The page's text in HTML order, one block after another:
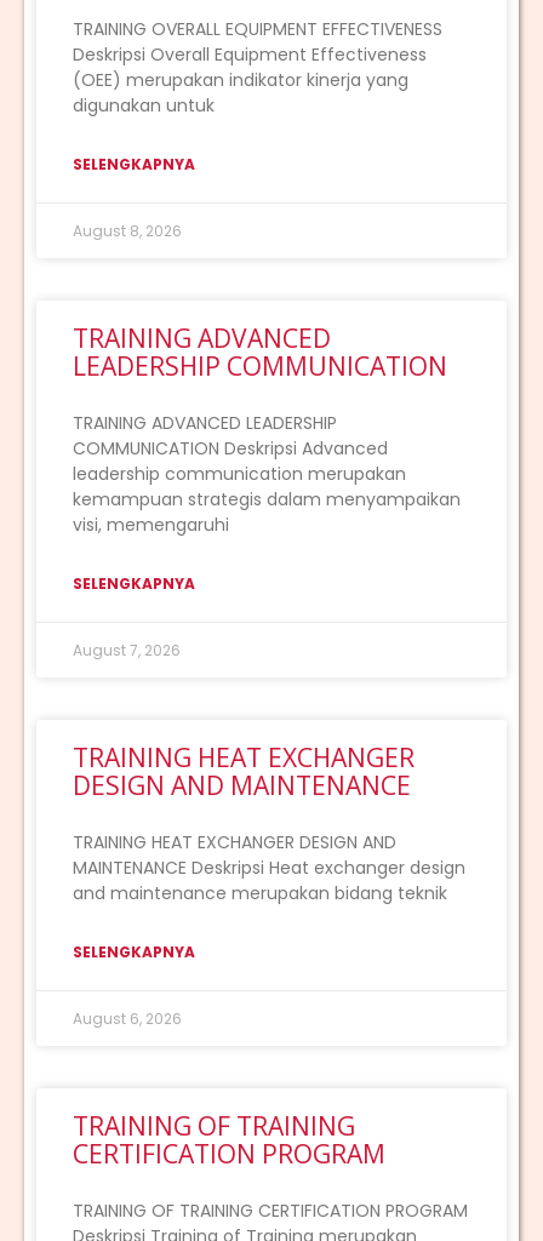
TRAINING OVERALL EQUIPMENT EFFECTIVENESS
Deskripsi Overall Equipment Effectiveness
(OEE) merupakan indikator kinerja yang
digunakan untuk
SELENGKAPNYA
August 8, 2026
TRAINING ADVANCED
LEADERSHIP COMMUNICATION
TRAINING ADVANCED LEADERSHIP
COMMUNICATION Deskripsi Advanced
leadership communication merupakan
kemampuan strategis dalam menyampaikan
visi, memengaruhi
SELENGKAPNYA
August 7, 2026
TRAINING HEAT EXCHANGER
DESIGN AND MAINTENANCE
TRAINING HEAT EXCHANGER DESIGN AND
MAINTENANCE Deskripsi Heat exchanger design
and maintenance merupakan bidang teknik
SELENGKAPNYA
August 6, 2026
TRAINING OF TRAINING
CERTIFICATION PROGRAM
TRAINING OF TRAINING CERTIFICATION PROGRAM
Deskripsi Training of Training merupakan